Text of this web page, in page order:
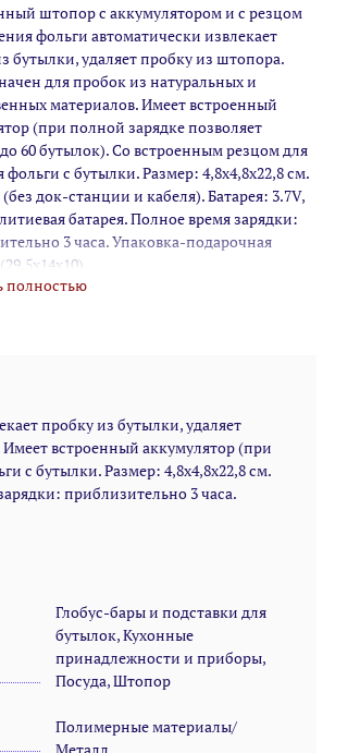
штопор с аккумулятором и с резцом
фольги автоматически извлекает
бутылки, удаляет пробку из штопора.
для пробок из натуральных и
материалов. Имеет встроенный
(при полной зарядке позволяет
60 бутылок). Со встроенным резцом для
фольги с бутылки. Размер: 4,8х4,8х22,8 см.
(без док-станции и кабеля). Батарея: 3.7V,
батарея. Полное время зарядки:
3 часа. Упаковка-подарочная
полностью
пробку из бутылки, удаляет
встроенный аккумулятор (при
с бутылки. Размер: 4,8х4,8х22,8 см.
приблизительно 3 часа.
Глобус-бары и подставки для
бутылок, Кухонные
принадлежности и приборы,
Посуда, Штопор
Полимерные материалы/
Металл